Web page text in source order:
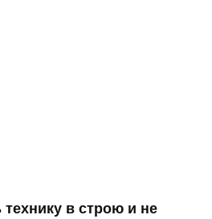
технику в строю и не